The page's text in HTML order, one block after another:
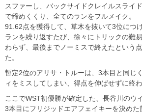
スファーし、バックサイドクレイルスライ
で締めくくり、全てのランをフルメイク。
91.62点を獲得して、草木を抜いて3位につけ
ランを繰り返すたび、徐々にトリックの難
わらず、最後までノーミスで終えたという
た。
暫定2位のアリサ・トルーは、3本目と同じ
ィをミスしてしまい、得点を伸ばせずに終わ
ここでWST初優勝が確定した、長谷川のウ
3本目にフリジッドエアフェイキーを決め